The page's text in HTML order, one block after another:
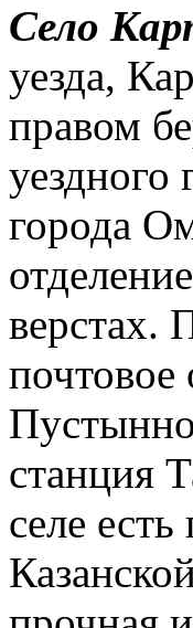
Село
уезда,
правом
уездного
города
верстах.
почтовое
станция
селе